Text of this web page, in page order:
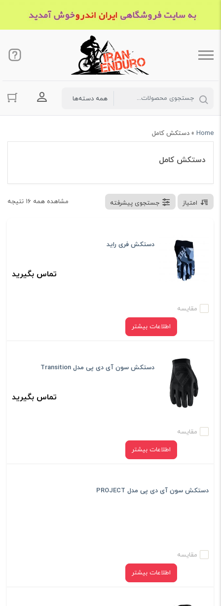
ورود به
Home
» دستکش کامل
دستکش کامل
مشاهده همه ۱۶ نتیجه امتیاز جستجوی پیشرفته
دستکش فری راید
تماس بگیرید
مقایسه
اطلاعات بیشتر
دستکش سون آی دی پی مدل Transition
تماس بگیرید
مقایسه
اطلاعات بیشتر
دستکش سون آی دی پی مدل PROJECT
مقایسه
اطلاعات بیشتر